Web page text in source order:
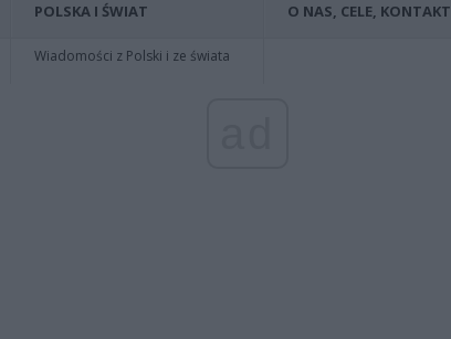
POLSKA I ŚWIAT
Wiadomości z Polski i ze świata
O NAS, CELE, KONTAKT